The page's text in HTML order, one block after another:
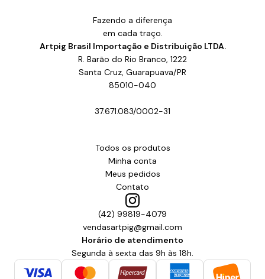
Fazendo a diferença
em cada traço.
Artpig Brasil Importação e Distribuição LTDA.
R. Barão do Rio Branco, 1222
Santa Cruz, Guarapuava/PR
85010-040
37.671.083/0002-31
Todos os produtos
Minha conta
Meus pedidos
Contato
(42) 99819-4079
vendasartpig@gmail.com
Horário de atendimento
Segunda à sexta das 9h às 18h.